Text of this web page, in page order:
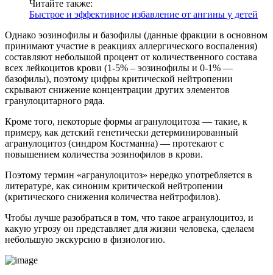
Читайте также:
Быстрое и эффективное избавление от ангины у детей
Однако эозинофилы и базофилы (данные фракции в основном
принимают участие в реакциях аллергического воспаления)
составляют небольшой процент от количественного состава
всех лейкоцитов крови (1-5% – эозинофилы и 0-1% —
базофилы), поэтому цифры критической нейтропении
скрывают снижение концентрации других элементов
гранулоцитарного ряда.
Кроме того, некоторые формы агранулоцитоза — такие, к
примеру, как детский генетически детерминированный
агранулоцитоз (синдром Костманна) — протекают с
повышением количества эозинофилов в крови.
Поэтому термин «агранулоцитоз» нередко употребляется в
литературе, как синоним критической нейтропении
(критического снижения количества нейтрофилов).
Чтобы лучше разобраться в том, что такое агранулоцитоз, и
какую угрозу он представляет для жизни человека, сделаем
небольшую экскурсию в физиологию.